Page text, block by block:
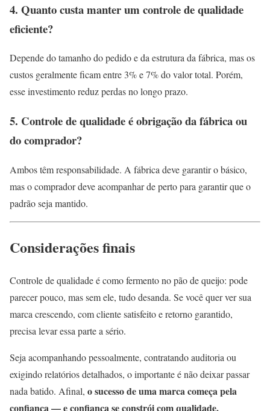
4. Quanto custa manter um controle de qualidade
eficiente?
Depende do tamanho do pedido e da estrutura da fábrica, mas os
custos geralmente ficam entre 3% e 7% do valor total. Porém,
esse investimento reduz perdas no longo prazo.
5. Controle de qualidade é obrigação da fábrica ou
do comprador?
Ambos têm responsabilidade. A fábrica deve garantir o básico,
mas o comprador deve acompanhar de perto para garantir que o
padrão seja mantido.
Considerações finais
Controle de qualidade é como fermento no pão de queijo: pode
parecer pouco, mas sem ele, tudo desanda. Se você quer ver sua
marca crescendo, com cliente satisfeito e retorno garantido,
precisa levar essa parte a sério.
Seja acompanhando pessoalmente, contratando auditoria ou
exigindo relatórios detalhados, o importante é não deixar passar
nada batido. Afinal, o sucesso de uma marca começa pela
confiança — e confiança se constrói com qualidade.